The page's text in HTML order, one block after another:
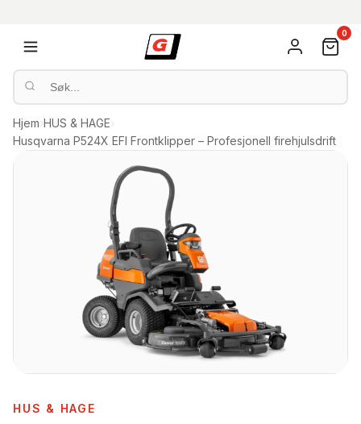
0
Hjem›HUS & HAGE›
Husqvarna P524X EFI Frontklipper – Profesjonell firehjulsdrift
HUS & HAGE